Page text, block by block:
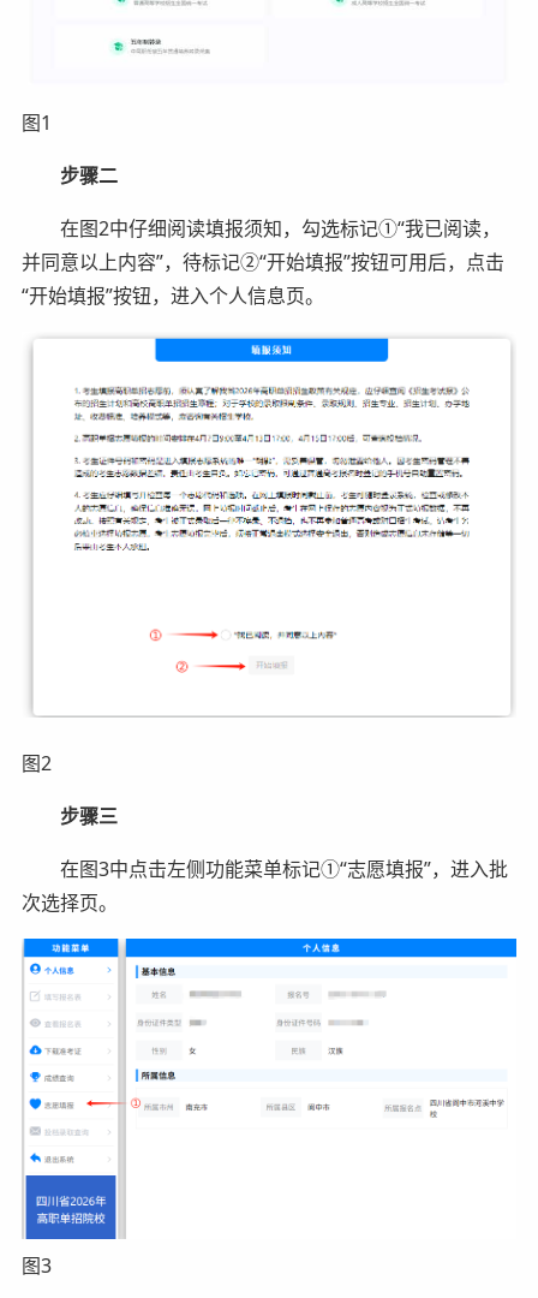
图1
步骤二
在图2中仔细阅读填报须知，勾选标记①“我已阅读，
并同意以上内容”，待标记②“开始填报”按钮可用后，点击
“开始填报”按钮，进入个人信息页。
图2
步骤三
在图3中点击左侧功能菜单标记①“志愿填报”，进入批
次选择页。
图3